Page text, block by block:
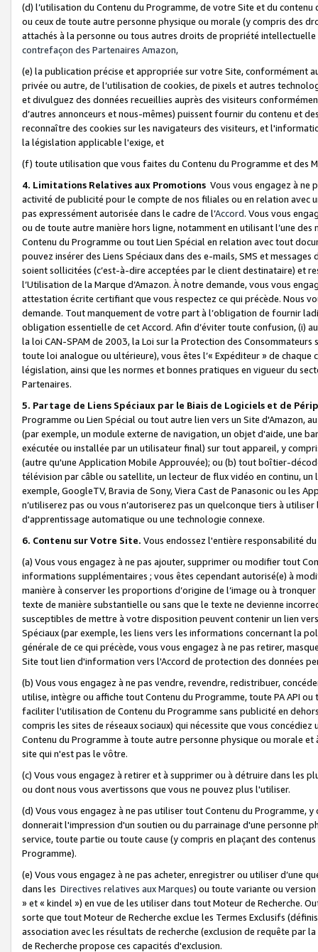
(d) l’utilisation du Contenu du Programme, de votre Site et du
ou ceux de toute autre personne physique ou morale (y compris des
attachés à la personne ou tous autres droits de propriété
contrefaçon des Partenaires Amazon,
(e) la publication précise et appropriée sur votre Site, conformément
privée ou autre, de l’utilisation de cookies, de pixels et autres
et divulguez des données recueillies auprès des visiteurs
d’autres annonceurs et nous-mêmes) puissent fournir du contenu et
reconnaître des cookies sur les navigateurs des visiteurs, et
la législation applicable l'exige, et
(f) toute utilisation que vous faites du Contenu du Programme et des
4. Limitations Relatives aux Promotions Vous vous engagez à ne
activité de publicité pour le compte de nos filiales ou en relation avec
pas expressément autorisée dans le cadre de l’Accord. Vous vous
ou de toute autre manière hors ligne, notamment en utilisant l’une
Contenu du Programme ou tout Lien Spécial en relation avec tout
pouvez insérer des Liens Spéciaux dans des e-mails, SMS et
soient sollicitées (c’est-à-dire acceptées par le client destinataire) et
l’Utilisation de la Marque d’Amazon. À notre demande, vous vous
attestation écrite certifiant que vous respectez ce qui précède. Nous
demande. Tout manquement de votre part à l’obligation de fournir
obligation essentielle de cet Accord. Afin d’éviter toute confusion, (i)
la loi CAN-SPAM de 2003, la Loi sur la Protection des
toute loi analogue ou ultérieure), vous êtes l’« Expéditeur » de
législation, ainsi que les normes et bonnes pratiques en vigueur du
Partenaires.
5. Partage de Liens Spéciaux par le Biais de Logiciels et de
Programme ou Lien Spécial ou tout autre lien vers un Site d'Amazon,
(par exemple, un module externe de navigation, un objet d'aide, une
exécutée ou installée par un utilisateur final) sur tout appareil, y
(autre qu'une Application Mobile Approuvée); ou (b) tout boîtier-
télévision par câble ou satellite, un lecteur de flux vidéo en continu,
exemple, GoogleTV, Bravia de Sony, Viera Cast de Panasonic ou les
n’utiliserez pas ou vous n’autoriserez pas un quelconque tiers à
d'apprentissage automatique ou une technologie connexe.
6. Contenu sur Votre Site. Vous endossez l'entière responsabilité
(a) Vous vous engagez à ne pas ajouter, supprimer ou modifier tout
informations supplémentaires ; vous êtes cependant autorisé(e) à
manière à conserver les proportions d’origine de l’image ou à
texte de manière substantielle ou sans que le texte ne devienne
susceptibles de mettre à votre disposition peuvent contenir un lien
Spéciaux (par exemple, les liens vers les informations concernant la
générale de ce qui précède, vous vous engagez à ne pas retirer,
Site tout lien d'information vers l'Accord de protection des données
(b) Vous vous engagez à ne pas vendre, revendre, redistribuer,
utilise, intègre ou affiche tout Contenu du Programme, toute PA API
faciliter l'utilisation de Contenu du Programme sans publicité en
compris les sites de réseaux sociaux) qui nécessite que vous
Contenu du Programme à toute autre personne physique ou morale
site qui n'est pas le vôtre.
(c) Vous vous engagez à retirer et à supprimer ou à détruire dans les
ou dont nous vous avertissons que vous ne pouvez plus l'utiliser.
(d) Vous vous engagez à ne pas utiliser tout Contenu du Programme,
donnerait l'impression d'un soutien ou du parrainage d'une personne
service, toute partie ou toute cause (y compris en plaçant des
Programme).
(e) Vous vous engagez à ne pas acheter, enregistrer ou utiliser d’une
dans les Directives relatives aux Marques) ou toute variante ou
» et « kindel ») en vue de les utiliser dans tout Moteur de Recherche.
sorte que tout Moteur de Recherche exclue les Termes Exclusifs
association avec les résultats de recherche (exclusion de requête
de Recherche propose ces capacités d'exclusion.